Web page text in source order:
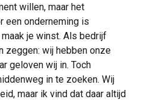
willen, maar het
een onderneming is
je winst. Als bedrijf
zeggen: wij hebben onze
geloven wij in. Toch
in te zoeken. Wij
maar ik vind dat daar altijd